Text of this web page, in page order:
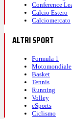
Conference
Calcio Estero
Calciomercato
ALTRI SPORT
Formula 1
Motomondiale
Basket
Tennis
Running
Volley
eSports
Ciclismo